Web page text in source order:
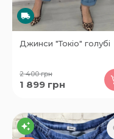
Джинси "Токіо" голубі
2 400грн
1 899 грн